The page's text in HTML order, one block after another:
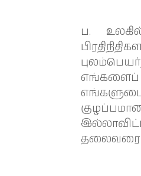
ப.
எங்களைப்
தலைவரை